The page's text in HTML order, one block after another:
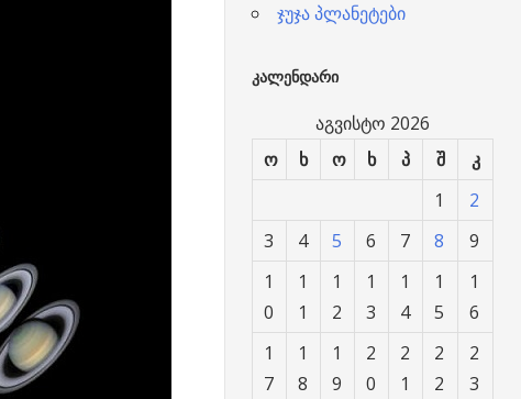
ჯუჯა პლანეტები
ᲙᲐᲚᲔᲜᲓᲐᲠᲘ
აგვისტო 2026
ო
ხ ო ხ პ შ კ
1
2
3
4 5 6 7 8
9
1
0
1
1
1
2
1
3
1
4
1
5
1
6
1
7
1
8
1
9
2
0
2
1
2
2
2
3